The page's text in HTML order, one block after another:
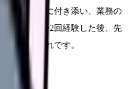
師の夜勤に付き添い、業務の
ングを1〜2回経験した後、先
般的な流れです。